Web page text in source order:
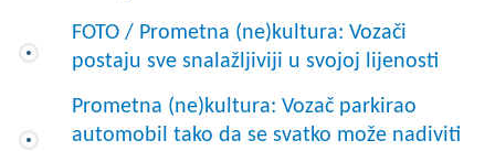
FOTO / Prometna (ne)kultura: Vozači
postaju sve snalažljiviji u svojoj lijenosti
Prometna (ne)kultura: Vozač parkirao
automobil tako da se svatko može nadiviti